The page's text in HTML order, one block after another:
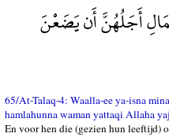
أَجَلُهُنَّ أَن يَضَعْنَ
65/At-Talaq-4: Waalla-ee ya-isna
hamlahunna waman yattaqi Allaha
En voor hen die (gezien hun leeftijd)